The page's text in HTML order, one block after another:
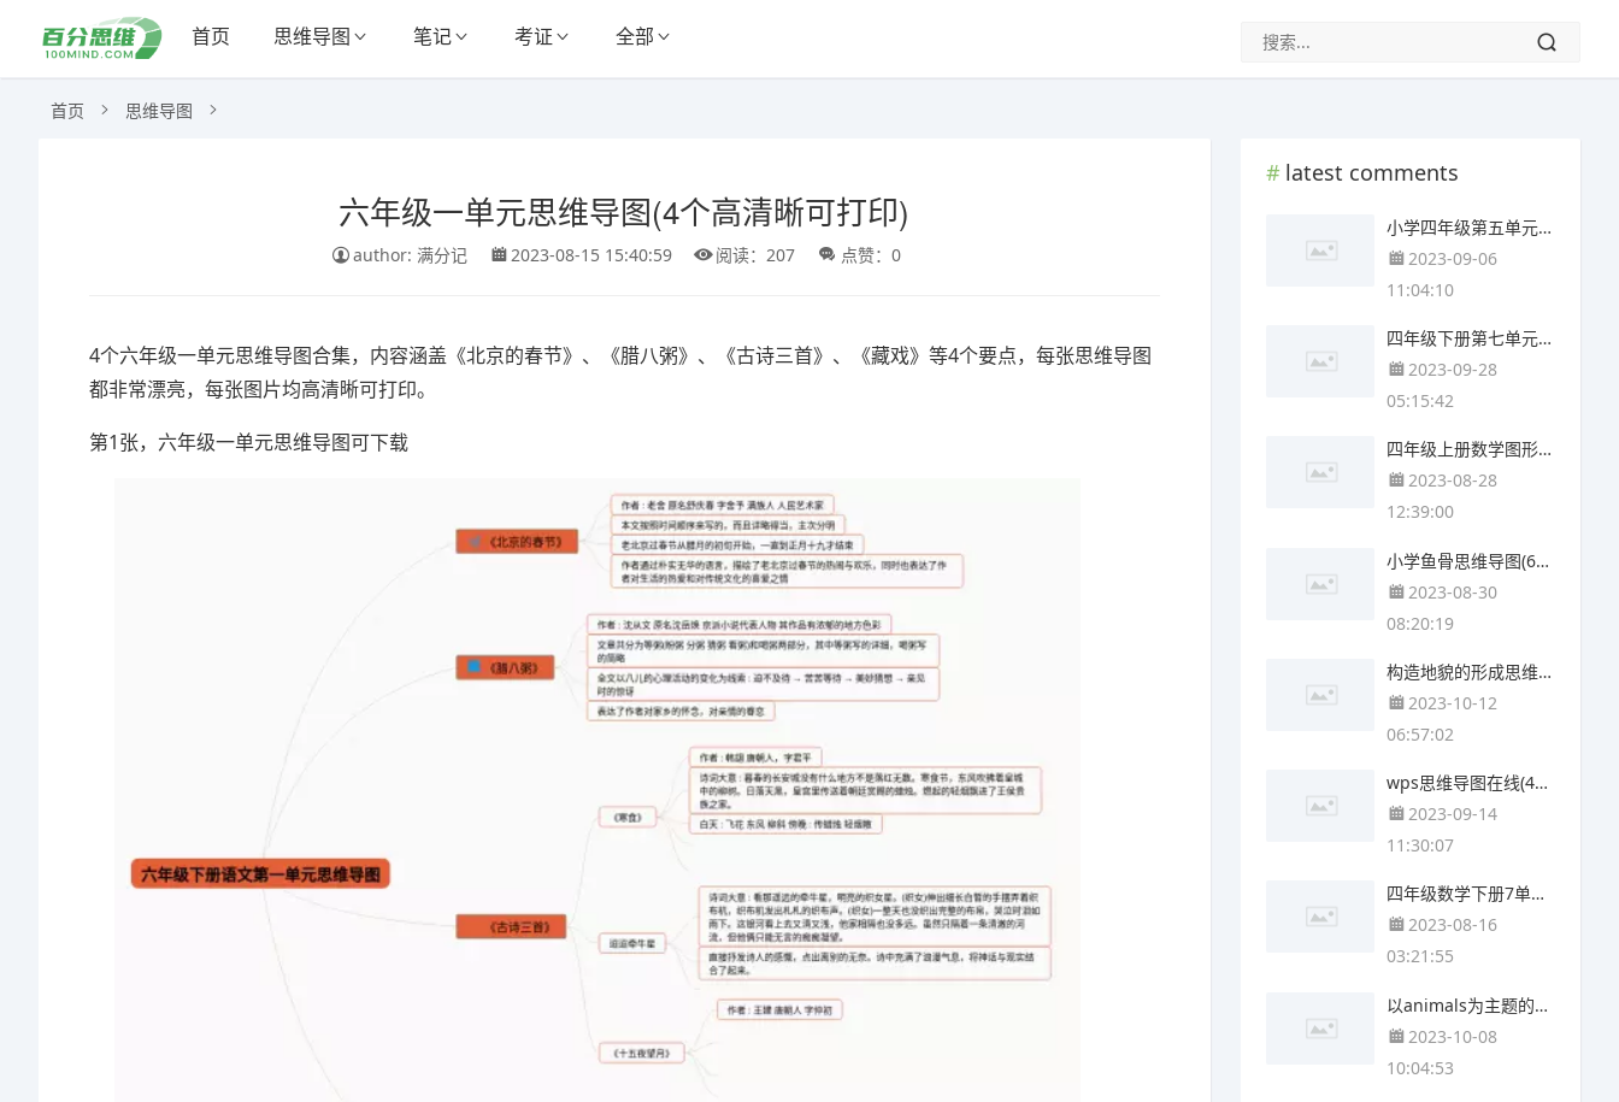
首页 思维导图 笔记 考证 全部
首页 思维导图
六年级一单元思维导图(4个高清晰可打印)
author: 满分记 2023-08-15 15:40:59 阅读：207 点赞：0
4个六年级一单元思维导图合集，内容涵盖《北京的春节》、《腊八粥》、《古诗三首》、《藏戏》等4个要点，每张思维导图
都非常漂亮，每张图片均高清晰可打印。
第1张，六年级一单元思维导图可下载
latest comments
小学四年级第五单元思维导图(4张可下载)
2023-09-06
11:04:10
四年级下册第七单元思维导图简单(3张可下载)
2023-09-28
05:15:42
四年级上册数学图形与几何思维导图(3个附打印高清版)
2023-08-28
12:39:00
小学鱼骨思维导图(6张高清版)
2023-08-30
08:20:19
构造地貌的形成思维导图(4张精选版)
2023-10-12
06:57:02
wps思维导图在线(4张值得收藏)
2023-09-14
11:30:07
四年级数学下册7单元思维导图(4个可打印)
2023-08-16
03:21:55
以animals为主题的思维导图(3个附打印高清版)
2023-10-08
10:04:53